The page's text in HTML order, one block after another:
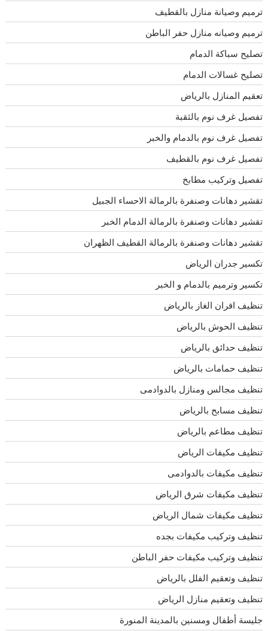
ترميم وصيانة منازل بالقطيف
ترميم وصيانه منازل حفر الباطن
تصليح سباكة الدمام
تصليح غسالات الدمام
تعقيم المنازل بالرياض
تفصيل غرف نوم بالثقبة
تفصيل غرف نوم بالدمام والخبر
تفصيل غرف نوم بالقطيف
تفصيل وتركيب مطابخ
تقشير دهانات وصنفرة بالرمالة الاحساء الجبيل
تقشير دهانات وصنفرة بالرمالة الدمام الخبر
تقشير دهانات وصنفرة بالرمالة القطيف الظهران
تكسير جدران الرياض
تكسير وترميم بالدمام و الخبر
تنظيف افران الغاز بالرياض
تنظيف الحوش بالرياض
تنظيف حدائق بالرياض
تنظيف حمامات بالرياض
تنظيف مجالس ومنازل بالدوادمى
تنظيف مسابح بالرياض
تنظيف مطاعم بالرياض
تنظيف مكيفات الرياض
تنظيف مكيفات بالدوادمى
تنظيف مكيفات شرق الرياض
تنظيف مكيفات شمال الرياض
تنظيف وتركيب مكيفات بجده
تنظيف وتركيب مكيفات حفر الباطن
تنظيف وتعقيم الفلل بالرياض
تنظيف وتعقيم منازل الرياض
جليسة أطفال ومسنين بالمدينة المنورة